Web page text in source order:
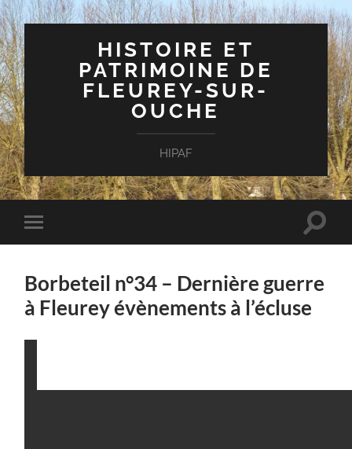
HISTOIRE ET
PATRIMOINE DE
FLEUREY-SUR-
OUCHE
HIPAF
Toggle
mobile
Toggle
Borbeteil n°34 – Dernière guerre
à Fleurey évènements à l’écluse